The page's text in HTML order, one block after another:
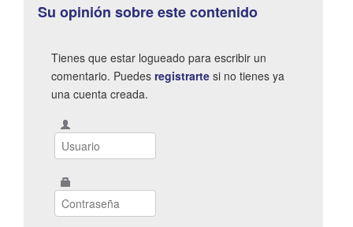
Su opinión sobre este contenido
Tienes que estar logueado para escribir un
comentario. Puedes registrarte si no tienes ya
una cuenta creada.